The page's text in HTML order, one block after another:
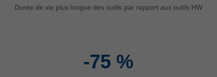
Durée de vie plus longue des outils par rapport aux outils HW
-75 %